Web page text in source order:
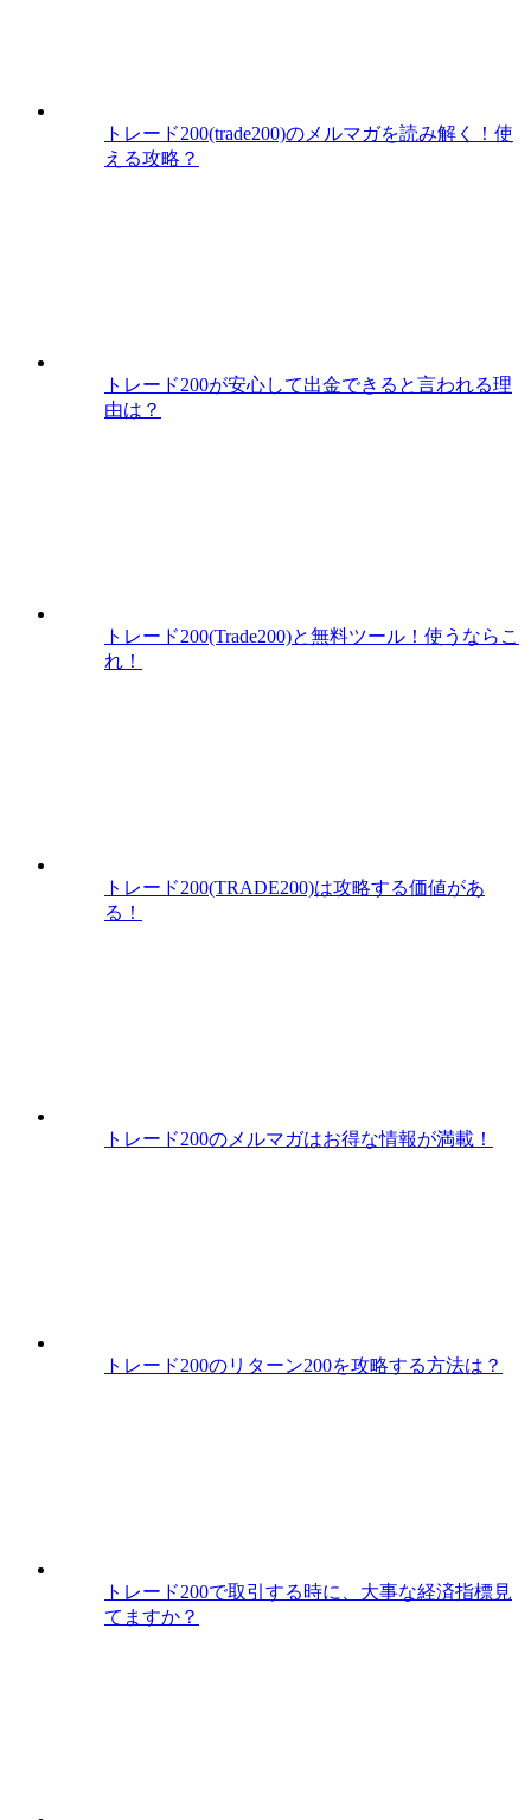
トレード200(trade200)のメルマガを読み解く！使
える攻略？
トレード200が安心して出金できると言われる理
由は？
トレード200(Trade200)と無料ツール！使うならこ
れ！
トレード200(TRADE200)は攻略する価値があ
る！
トレード200のメルマガはお得な情報が満載！
トレード200のリターン200を攻略する方法は？
トレード200で取引する時に、大事な経済指標見
てますか？